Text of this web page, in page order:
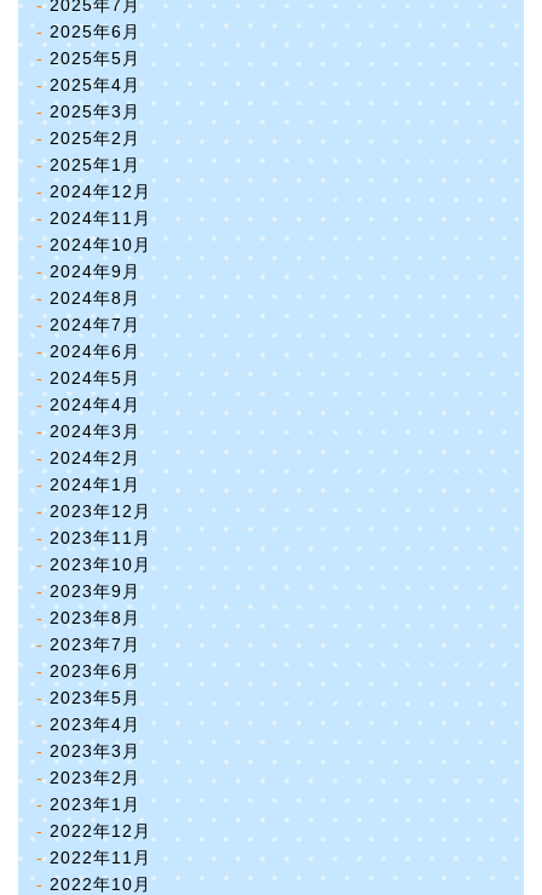
2025年7月
2025年6月
2025年5月
2025年4月
2025年3月
2025年2月
2025年1月
2024年12月
2024年11月
2024年10月
2024年9月
2024年8月
2024年7月
2024年6月
2024年5月
2024年4月
2024年3月
2024年2月
2024年1月
2023年12月
2023年11月
2023年10月
2023年9月
2023年8月
2023年7月
2023年6月
2023年5月
2023年4月
2023年3月
2023年2月
2023年1月
2022年12月
2022年11月
2022年10月